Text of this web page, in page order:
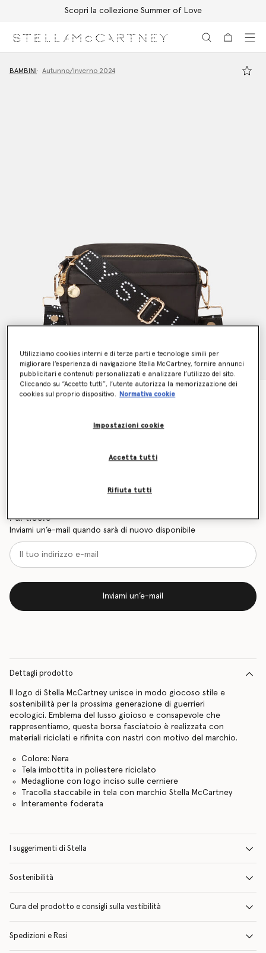
Scopri la collezione Summer of Love
BAMBINI Autunno/Inverno 2024
Borsa Fasciatoio a Tracolla con Nastro Logo
l’articolo
Inviami un’e-mail quando sarà di nuovo disponibile
Inviami un’e-mail
Dettagli prodotto
Il logo di Stella McCartney unisce in modo giocoso stile e
sostenibilità per la prossima generazione di guerrieri
ecologici. Emblema del lusso gioioso e consapevole che
rappresentiamo, questa borsa fasciatoio è realizzata con
materiali riciclati e rifinita con nastri con motivo del marchio.
Colore: Nera
Tela imbottita in poliestere riciclato
Medaglione con logo inciso sulle cerniere
Tracolla staccabile in tela con marchio Stella McCartney
Interamente foderata
I suggerimenti di Stella
Sostenibilità
Cura del prodotto e consigli sulla vestibilità
Spedizioni e Resi
Utilizziamo cookies interni e di terze parti e tecnologie simili per
migliorare l’esperienza di navigazione Stella McCartney, fornire annunci
pubblicitari e contenuti personalizzati e analizzare l’utilizzo del sito.
Cliccando su “Accetto tutti”, l’utente autorizza la memorizzazione dei
cookies sul proprio dispositivo.
Normativa cookie
Impostazioni cookie
Rifiuta tutti
Accetta tutti